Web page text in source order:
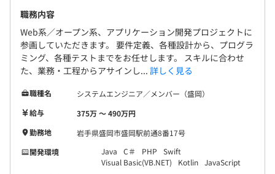
職務内容
Web系／オープン系、アプリケーション開発プロジェクトに
参画していただきます。 要件定義、各種設計から、プログラ
ミング、各種テストまでをお任せします。 スキルに合わせ
た、業務・工程からアサインし... 詳しく見る
職種名
システムエンジニア／メンバー（盛岡）
給与
375万 〜 490万円
勤務地
岩手県盛岡市盛岡駅前通8番17号
開発環境
Java C＃ PHP
Swift
Visual Basic(VB.NET)
Kotlin JavaScript